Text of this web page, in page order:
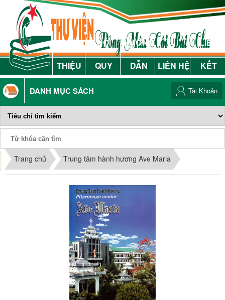
GIỚI
THIỆU
NỘI
QUY
HƯỚNG
DẪN
LIÊN HỆ
LIÊN
KẾT
DANH MỤC SÁCH
Phiếu Sách
Tài Khoản
Trang chủ Trung tâm hành hương Ave Maria